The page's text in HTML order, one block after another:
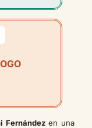
Fernándezen una